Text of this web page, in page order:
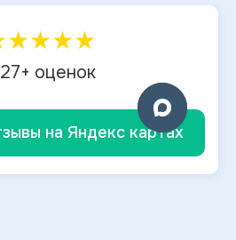
★★★★
+ оценок
на Яндекс картах